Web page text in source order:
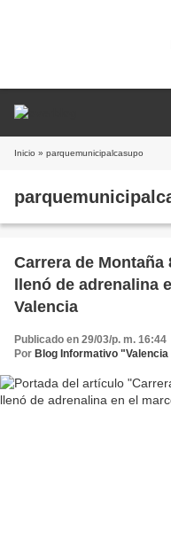
Inicio » parquemunicipalcasupo
Carrera de Montaña
llenó de adrenalina
Valencia
Publicado en 29/03/p. m. 16:44
Por Blog Informativo "Valencia